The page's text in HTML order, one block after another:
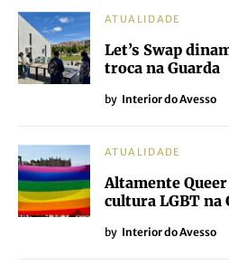
ATUALIDADE
Let’s Swap
troca na Guarda
by Interior do Avesso
ATUALIDADE
Altamente
cultura LGBT na
by Interior do Avesso